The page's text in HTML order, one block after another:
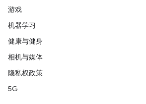
游戏
机器学习
健康与健身
相机与媒体
隐私权政策
5G